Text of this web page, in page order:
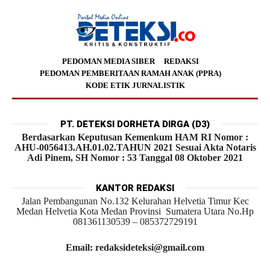
PEDOMAN MEDIA SIBER
REDAKSI
PEDOMAN PEMBERITAAN RAMAH ANAK (PPRA)
KODE ETIK JURNALISTIK
PT. DETEKSI DORHETA DIRGA (D3)
Berdasarkan Keputusan Kemenkum HAM RI Nomor :
AHU-0056413.AH.01.02.TAHUN 2021 Sesuai Akta Notaris
Adi Pinem, SH Nomor : 53 Tanggal 08 Oktober 2021
KANTOR REDAKSI
Jalan Pembangunan No.132 Kelurahan Helvetia Timur Kec
Medan Helvetia Kota Medan Provinsi Sumatera Utara No.Hp
081361130539 – 085372729191
Email: redaksideteksi@gmail.com